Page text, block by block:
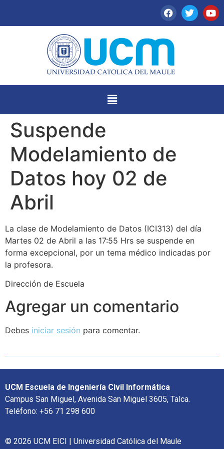
Suspende
Modelamiento de
Datos hoy 02 de
Abril
La clase de Modelamiento de Datos (ICI313) del día
Martes 02 de Abril a las 17:55 Hrs se suspende en
forma excepcional, por un tema médico indicadas por
la profesora.
Dirección de Escuela
Agregar un comentario
Debes iniciar sesión para comentar.
UCM Escuela de Ingeniería Civil Informática
Campus San Miguel, Avenida San Miguel 3605, Talca.
Teléfono: +56 71 298 600
© 2026 UCM EICI | Universidad Católica del Maule